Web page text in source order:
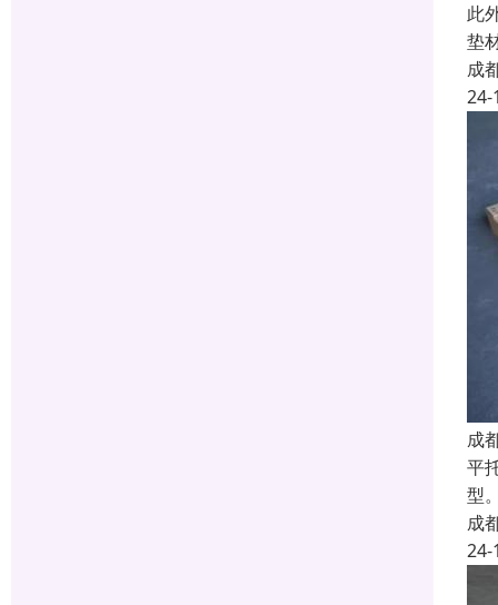
此
垫
成
24-
成
平
型
成
24-